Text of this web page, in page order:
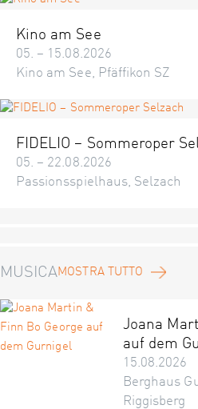
Kino am See
05. – 15.08.2026
Kino am See, Pfäffikon SZ
FIDELIO – Sommeroper
05. – 22.08.2026
Passionsspielhaus, Selzach
MUSICAMOSTRA TUTTO
Joana
auf dem
15.08.2026
Berghaus
Riggisberg